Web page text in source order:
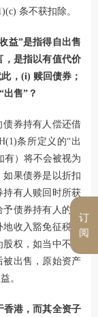
条不获扣除。
益”是指得自出售
，是指以有值代价
，(i) 赎回债券；
售”？
债券持有人偿还借
条所定义的“出
有）将不会被视为
果债券是以折扣
持有人赎回时所获
债券持有人的报
地收入豁免征税机
权，如当中不涉
被出售，原始资产
。
香港，而其全资子
订
阅